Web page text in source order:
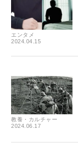
エンタメ
2024.04.15
教養・カルチャー
2024.06.17